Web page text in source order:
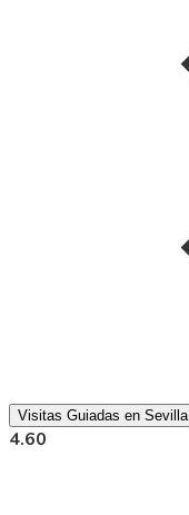
Visitas Guiadas en Sevilla
4.60